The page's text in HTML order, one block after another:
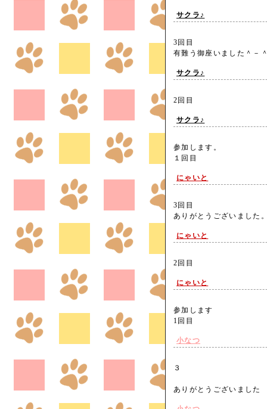
サクラ♪
3回目
有難う御座いました＾
サクラ♪
2回目
サクラ♪
参加します。
１回目
にゃいと
3回目
ありがとうございまし
にゃいと
2回目
にゃいと
参加します
1回目
小なつ
３
ありがとうございまし